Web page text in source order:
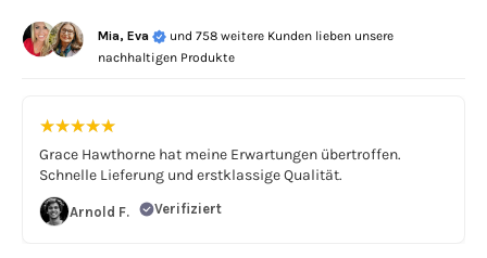
Mia, Eva
und 758 weitere Kunden lieben unsere
nachhaltigen Produkte
Grace Hawthorne hat meine Erwartungen übertroffen.
Schnelle Lieferung und erstklassige Qualität.
Arnold F. Verifiziert